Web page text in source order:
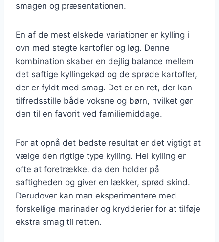
smagen og præsentationen.
En af de mest elskede variationer er kylling i
ovn med stegte kartofler og løg. Denne
kombination skaber en dejlig balance mellem
det saftige kyllingekød og de sprøde kartofler,
der er fyldt med smag. Det er en ret, der kan
tilfredsstille både voksne og børn, hvilket gør
den til en favorit ved familiemiddage.
For at opnå det bedste resultat er det vigtigt at
vælge den rigtige type kylling. Hel kylling er
ofte at foretrække, da den holder på
saftigheden og giver en lækker, sprød skind.
Derudover kan man eksperimentere med
forskellige marinader og krydderier for at tilføje
ekstra smag til retten.